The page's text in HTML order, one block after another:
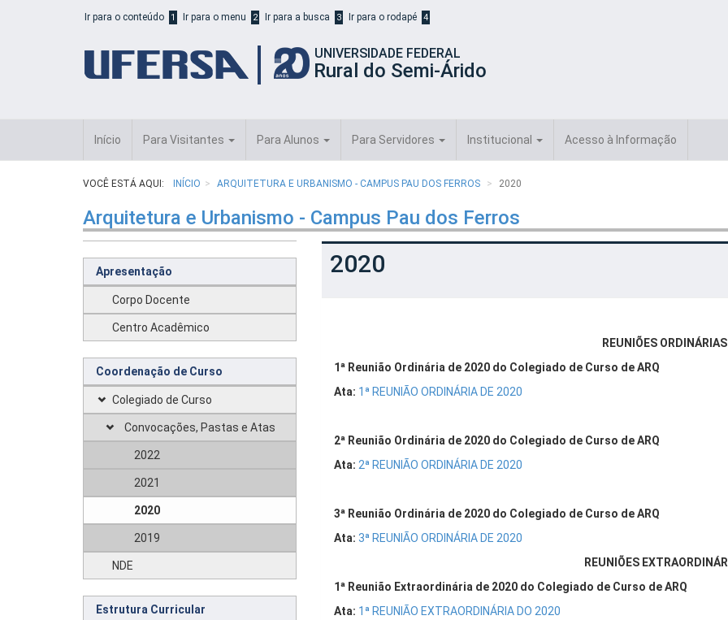
Ir para o conteúdo 1 Ir para o menu 2 Ir para a busca 3 Ir para o rodapé 4
UNIVERSIDADE FEDERAL
Rural do Semi-Árido
Início Para Visitantes Para Alunos Para Servidores Institucional Acesso à Informação
VOCÊ ESTÁ AQUI: INÍCIO ARQUITETURA E URBANISMO - CAMPUS PAU DOS FERROS 2020
Arquitetura e Urbanismo - Campus Pau dos Ferros
Apresentação
Corpo Docente
Centro Acadêmico
Coordenação de Curso
Colegiado de Curso
Convocações, Pastas e Atas
2022
2021
2020
2019
NDE
Estrutura Curricular
2020
REUNIÕES ORDINÁRIAS
1ª Reunião Ordinária de 2020 do Colegiado de Curso de ARQ
Ata: 1ª REUNIÃO ORDINÁRIA DE 2020
2ª Reunião Ordinária de 2020 do Colegiado de Curso de ARQ
Ata: 2ª REUNIÃO ORDINÁRIA DE 2020
3ª Reunião Ordinária de 2020 do Colegiado de Curso de ARQ
Ata: 3ª REUNIÃO ORDINÁRIA DE 2020
REUNIÕES
1ª Reunião Extraordinária de 2020 do Colegiado de Curso de ARQ
Ata: 1ª REUNIÃO EXTRAORDINÁRIA DO 2020